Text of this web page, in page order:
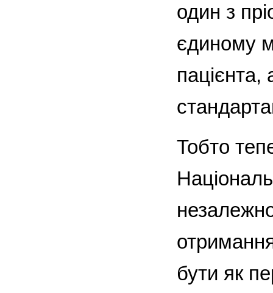
один з
єдиному
Тобто
бути як